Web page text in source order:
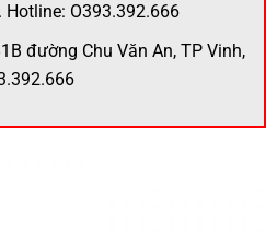
Hotline: O393.392.666
đường Chu Văn An, TP Vinh,